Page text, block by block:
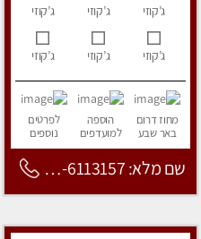
ג’קוזי ג’קוזי ג’קוזי
ג’קוזי ג’קוזי ג’קוזי
מחוז דרום
באר שבע
הוספה
למועדפים
לפרטים
נוספים
שם מלא: 053-6113157